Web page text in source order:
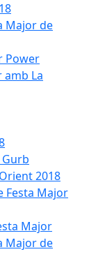
Major de
Power
amb La
2018
Festa Major
Major
Major de